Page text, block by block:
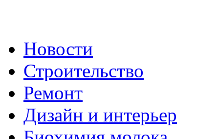
Новости
Строительство
Ремонт
Дизайн и интерьер